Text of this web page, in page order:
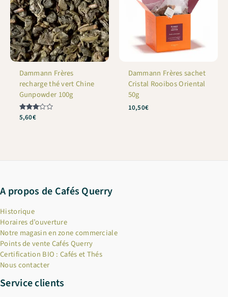
Dammann Frères
recharge thé vert Chine
Gunpowder 100g
Note
3
5,60€
Dammann Frères sachet
Cristal Rooibos Oriental
50g
10,50€
A propos de Cafés Querry
Historique
Horaires d’ouverture
Notre magasin en zone commerciale
Points de vente Cafés Querry
Certification BIO : Cafés et Thés
Nous contacter
Service clients